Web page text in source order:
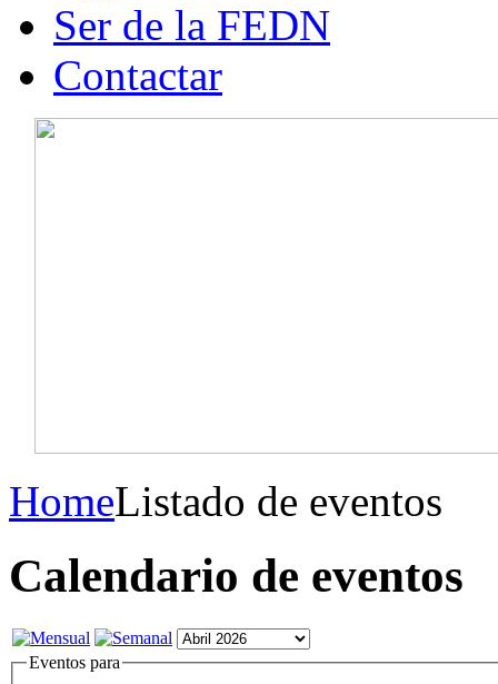
Ser de la FEDN
Contactar
HomeListado de eventos
Calendario de eventos
Eventos para